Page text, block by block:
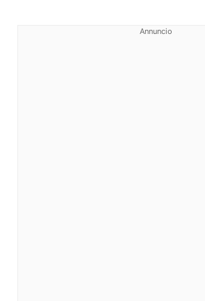
Annuncio